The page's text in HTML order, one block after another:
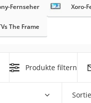
Fernseher Xoro-
The Frame
Produkte filtern